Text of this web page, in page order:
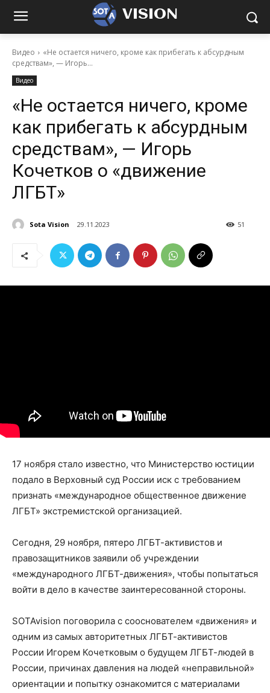
VISION
Видео
«Не остается ничего, кроме как прибегать к абсурдным
средствам», — Игорь...
Видео
«Не остается ничего, кроме
как прибегать к абсурдным
средствам», — Игорь
Кочетков о «движение
ЛГБТ»
Sota Vision 29.11.2023 51
17 ноября стало известно, что Министерство юстиции
подало в Верховный суд России иск с требованием
признать «международное общественное движение
ЛГБТ» экстремистской организацией.
Сегодня, 29 ноября, пятеро ЛГБТ-активистов и
правозащитников заявили об учреждении
«международного ЛГБТ-движения», чтобы попытаться
войти в дело в качестве заинтересованной стороны.
SOTAvision поговорила с сооснователем «движения» и
одним из самых авторитетных ЛГБТ-активистов
России Игорем Кочетковым о будущем ЛГБТ-людей в
России, причинах давления на людей «неправильной»
ориентации и попытку ознакомится с материалами